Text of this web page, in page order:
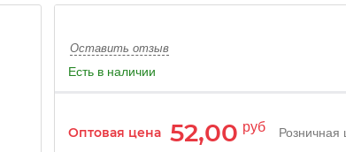
Оставить отзыв
Есть в наличии
Оптовая цена 52,00 руб Розничная